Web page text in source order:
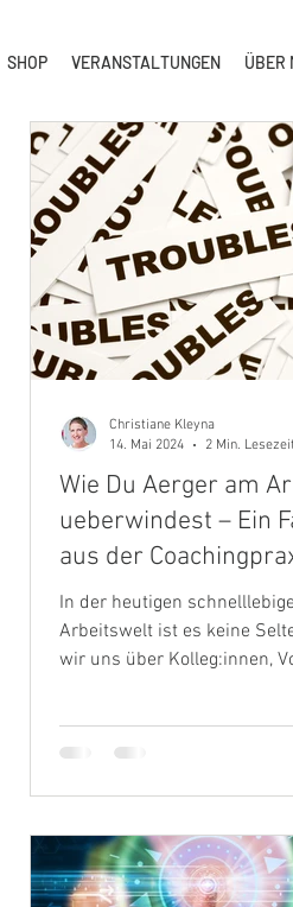
SHOP VERANSTALTUNGEN ÜBER
Wie Du Aerger am
ueberwindest – Ein
aus der
In der heutigen
Arbeitswelt ist es keine
wir uns über Kolleg:innen,
Christiane Kleyna
14. Mai 2024
2 Min. Lesezeit